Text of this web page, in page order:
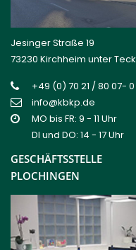
Jesinger Straße 19
73230 Kirchheim unter Teck
+49 (0) 70 21 / 80 07- 0
info@kbkp.de
MO bis FR: 9 - 11 Uhr
DI und DO: 14 - 17 Uhr
GESCHÄFTSSTELLE
PLOCHINGEN